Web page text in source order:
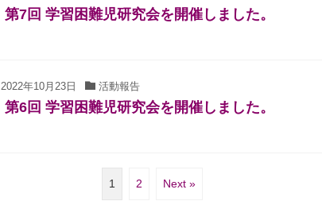
第7回 学習困難児研究会を開催しました。
2022年10月23日 活動報告
第6回 学習困難児研究会を開催しました。
1 2 Next »